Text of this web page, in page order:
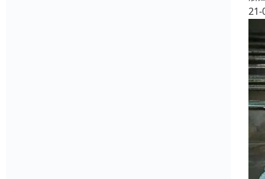
21-